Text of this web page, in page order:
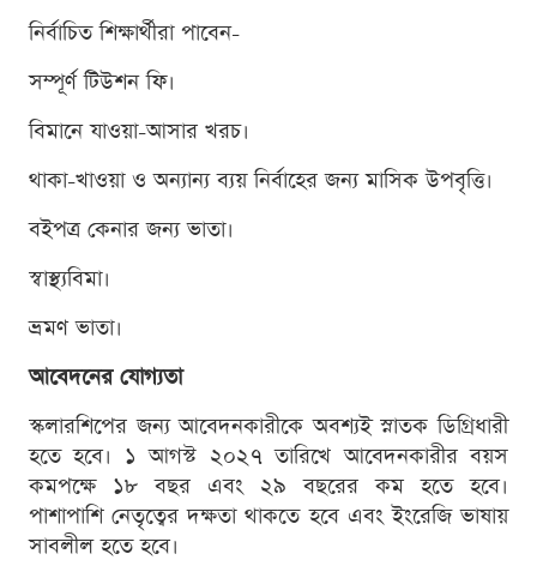
নির্বাচিত শিক্ষার্থীরা পাবেন-
সম্পূর্ণ টিউশন ফি।
বিমানে যাওয়া-আসার খরচ।
থাকা-খাওয়া ও অন্যান্য ব্যয় নির্বাহের জন্য মাসিক উপবৃত্তি।
বইপত্র কেনার জন্য ভাতা।
স্বাস্থ্যবিমা।
ভ্রমণ ভাতা।
আবেদনের যোগ্যতা
স্কলারশিপের জন্য আবেদনকারীকে অবশ্যই স্নাতক ডিগ্রিধারী
হতে হবে। ১ আগস্ট ২০২৭ তারিখে আবেদনকারীর বয়স
কমপক্ষে ১৮ বছর এবং ২৯ বছরের কম হতে হবে।
পাশাপাশি নেতৃত্বের দক্ষতা থাকতে হবে এবং ইংরেজি ভাষায়
সাবলীল হতে হবে।